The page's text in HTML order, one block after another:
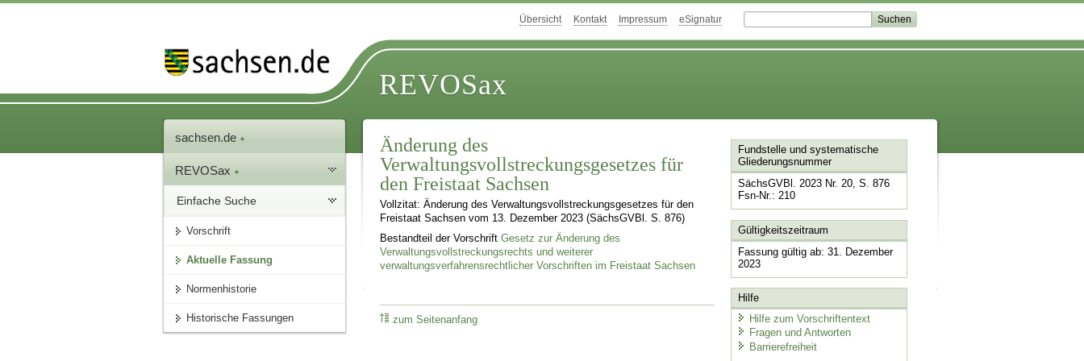
Übersicht Kontakt Impressum eSignatur
REVOSax
sachsen.de
REVOSax
Einfache Suche
Vorschrift
Aktuelle Fassung
Normenhistorie
Historische Fassungen
Änderung des
Verwaltungsvollstreckungsgesetzes für
den Freistaat Sachsen
Vollzitat: Änderung des Verwaltungsvollstreckungsgesetzes für den
Freistaat Sachsen vom 13. Dezember 2023 (SächsGVBl. S. 876)
Bestandteil der VorschriftGesetz zur Änderung des
Verwaltungsvollstreckungsrechts und weiterer
verwaltungsverfahrensrechtlicher Vorschriften im Freistaat Sachsen
zum Seitenanfang
Fundstelle und systematische
Gliederungsnummer
SächsGVBl. 2023 Nr. 20, S. 876
Fsn-Nr.: 210
Gültigkeitszeitraum
Fassung gültig ab: 31. Dezember
2023
Hilfe
Hilfe zum Vorschriftentext
Fragen und Antworten
Barrierefreiheit